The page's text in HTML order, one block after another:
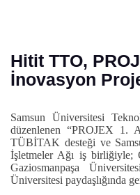
Hitit TTO,
İnovasyon
Samsun Üniversitesi
düzenlenen “PROJEX 1.
TÜBİTAK desteği ve
İşletmeler Ağı iş birliğiyle;
Gaziosmanpaşa
Üniversitesi paydaşlığında